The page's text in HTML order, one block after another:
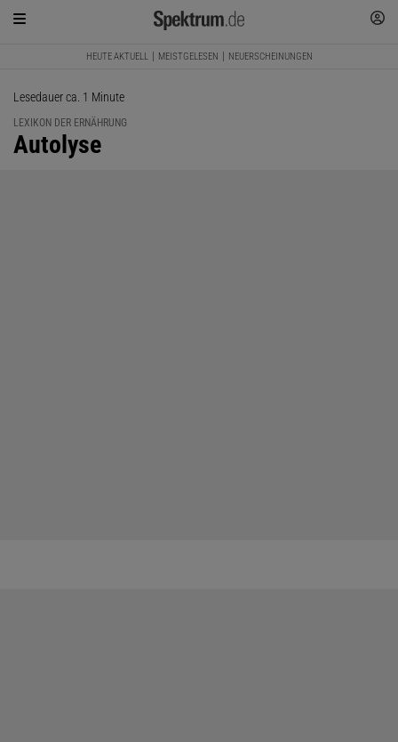
HEUTE AKTUELL MEISTGELESEN NEUERSCHEINUNGEN
Lesedauer ca. 1 Minute
LEXIKON DER ERNÄHRUNG
:
Autolyse